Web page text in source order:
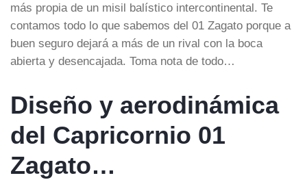
más propia de un misil balístico intercontinental. Te
contamos todo lo que sabemos del 01 Zagato porque a
buen seguro dejará a más de un rival con la boca
abierta y desencajada. Toma nota de todo…
Diseño y aerodinámica
del Capricornio 01
Zagato…